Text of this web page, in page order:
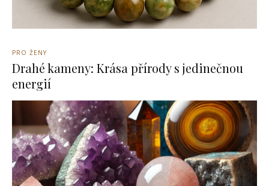
PRO ŽENY
Drahé kameny: Krása přírody s jedinečnou
energií